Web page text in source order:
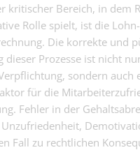
kritischer Bereich, in dem
Rolle spielt, ist die
Die korrekte und
dieser Prozesse ist nicht
sondern auch
für die
Fehler in der
Fall zu rechtlichen